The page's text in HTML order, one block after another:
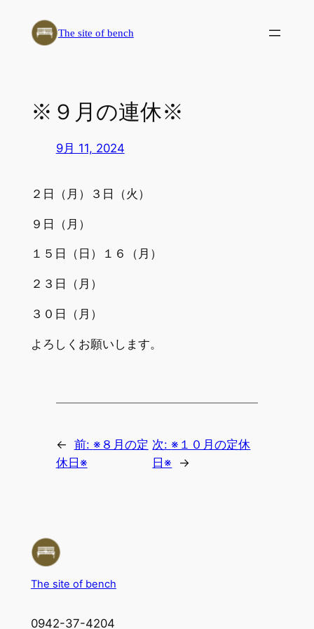
The site of bench
※９月の連休※
9月 11, 2024
２日（月）３日（火）
９日（月）
１５日（日）１６（月）
２３日（月）
３０日（月）
よろしくお願いします。
← 前: ※８月の定
休日※
次: ※１０月の定休
日※
→
The site of bench
0942-37-4204